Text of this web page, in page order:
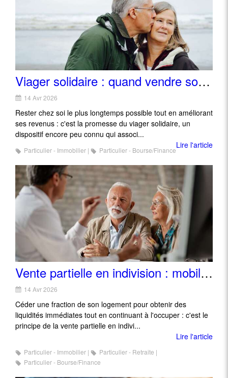
Viager solidaire : quand vendre son logement permet de mieux y vieillir
14 Avr 2026
Rester chez soi le plus longtemps possible tout en améliorant
ses revenus : c'est la promesse du viager solidaire, un
dispositif encore peu connu qui associ...
Lire l'article
Particulier - Immobilier Particulier - Bourse/Finance
Vente partielle en indivision : mobiliser son patrimoine immobilier sans déménager
14 Avr 2026
Céder une fraction de son logement pour obtenir des
liquidités immédiates tout en continuant à l'occuper : c'est le
principe de la vente partielle en indivi...
Lire l'article
Particulier - Immobilier
Particulier - Retraite
Particulier - Bourse/Finance